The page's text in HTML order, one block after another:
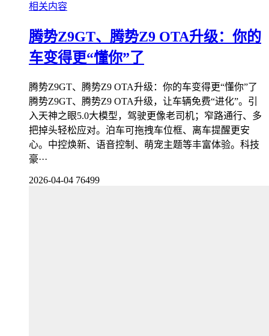
相关内容
腾势Z9GT、腾势Z9 OTA升级：你的
车变得更“懂你”了
腾势Z9GT、腾势Z9 OTA升级：你的车变得更“懂你”了
腾势Z9GT、腾势Z9 OTA升级，让车辆免费“进化”。引
入天神之眼5.0大模型，驾驶更像老司机；窄路通行、多
把掉头轻松应对。泊车可拖拽车位框、离车提醒更安
心。中控焕新、语音控制、萌宠主题等丰富体验。科技
豪···
2026-04-04 76499